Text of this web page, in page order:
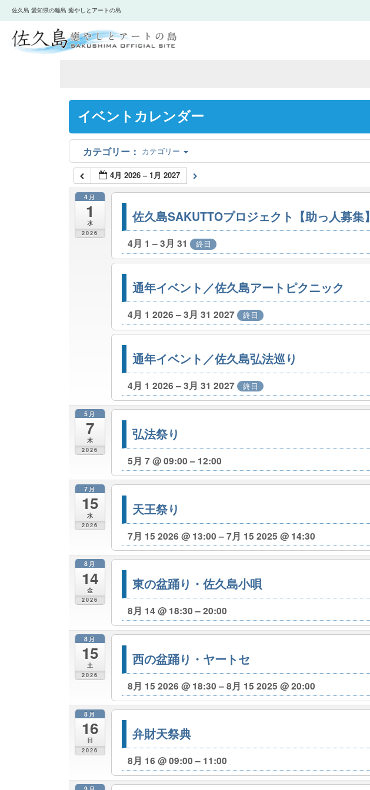
佐久島 愛知県の離島 癒やしとアートの島
イベントカレンダー
カテゴリー
4月 2026 – 1月 2027
4月
1
水
2026
佐久島SAKUTTOプロジェクト【助っ人募集】
4月 1 – 3月 31 終日
通年イベント／佐久島アートピクニック
4月 1 2026 – 3月 31 2027 終日
通年イベント／佐久島弘法巡り
4月 1 2026 – 3月 31 2027 終日
5月
7
木
2026
弘法祭り
5月 7 @ 09:00 – 12:00
7月
15
水
2026
天王祭り
7月 15 2026 @ 13:00 – 7月 15 2025 @ 14:30
8月
14
金
2026
東の盆踊り・佐久島小唄
8月 14 @ 18:30 – 20:00
8月
15
土
2026
西の盆踊り・ヤートセ
8月 15 2026 @ 18:30 – 8月 15 2025 @ 20:00
8月
16
日
2026
弁財天祭典
8月 16 @ 09:00 – 11:00